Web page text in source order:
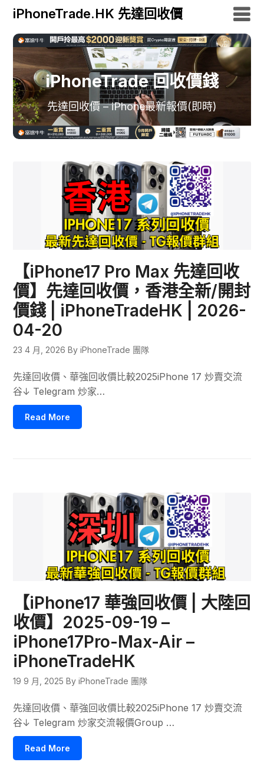
iPhoneTrade.HK 先達回收價
iPhoneTrade 回收價錢
先達回收價 – iPhone最新報價(即時)
【iPhone17 Pro Max 先達回收
價】先達回收價，香港全新/開封
價錢 | iPhoneTradeHK | 2026-
04-20
23 4 月, 2026 By iPhoneTrade 團隊
先達回收價、華強回收價比較2025iPhone 17 炒賣交流
谷↓ Telegram 炒家…
Read More
【iPhone17 華強回收價 | 大陸回
收價】2025-09-19 –
iPhone17Pro-Max-Air –
iPhoneTradeHK
19 9 月, 2025 By iPhoneTrade 團隊
先達回收價、華強回收價比較2025iPhone 17 炒賣交流
谷↓ Telegram 炒家交流報價Group …
Read More